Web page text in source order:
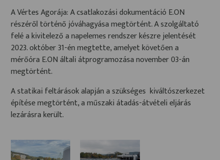
A Vértes Agorája: A csatlakozási dokumentáció E.ON
részéről történő jóváhagyása megtörtént. A szolgáltató
felé a kivitelező a napelemes rendszer készre jelentését
2023. október 31-én megtette, amelyet követően a
mérőóra E.ON általi átprogramozása november 03-án
megtörtént.
A statikai feltárások alapján a szükséges kiváltószerkezet
építése megtörtént, a műszaki átadás-átvételi eljárás
lezárásra került.